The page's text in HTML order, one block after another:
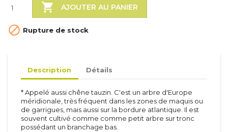
 AJOUTER AU PANIER
 Rupture de stock
Description Détails
* Appelé aussi chêne tauzin. C'est un arbre d'Europe
méridionale, très fréquent dans les zones de maquis ou
de garrigues, mais aussi sur la bordure atlantique. Il est
souvent cultivé comme comme petit arbre sur tronc
possédant un branchage bas.